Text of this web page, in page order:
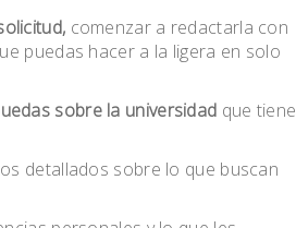
comenzar a redactarla con
puedas hacer a la ligera en solo
sobre la universidad que tiene
detallados sobre lo que buscan